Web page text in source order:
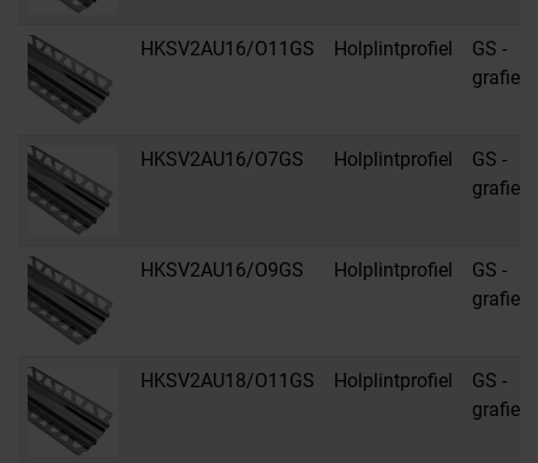
HKSV2AU16/O11GS Holplintprofiel
GS -
HKSV2AU16/O7GS Holplintprofiel
GS -
HKSV2AU16/O9GS Holplintprofiel
GS -
HKSV2AU18/O11GS Holplintprofiel
GS -